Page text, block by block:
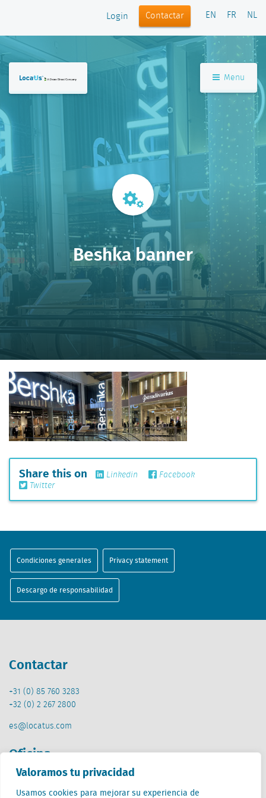
Valoramos tu privacidad
Usamos cookies para mejorar su experiencia de
Login Contactar EN FR NL
Menu
Beshka banner
Share this on Linkedin
Facebook
Twitter
Condiciones generales Privacy statement
Descargo de responsabilidad
Contactar
+31 (0) 85 760 3283
+32 (0) 2 267 2800
es@locatus.com
Oficina
Creative Valley